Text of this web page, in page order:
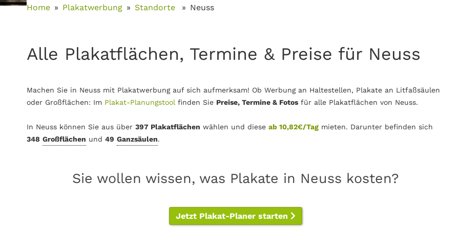
Home Plakatwerbung Standorte Neuss
Alle Plakatflächen, Termine & Preise für Neuss
Machen Sie in Neuss mit Plakatwerbung auf sich aufmerksam! Ob Werbung an Haltestellen, Plakate an Litfaßsäulen
oder Großflächen: Im Plakat-Planungstool finden Sie Preise, Termine & Fotos für alle Plakatflächen von Neuss.
In Neuss können Sie aus über 397 Plakatflächen wählen und diese ab 10,82€/Tag mieten. Darunter befinden sich
348 Großflächen und 49 Ganzsäulen.
Sie wollen wissen, was Plakate in Neuss kosten?
Jetzt Plakat-Planer starten